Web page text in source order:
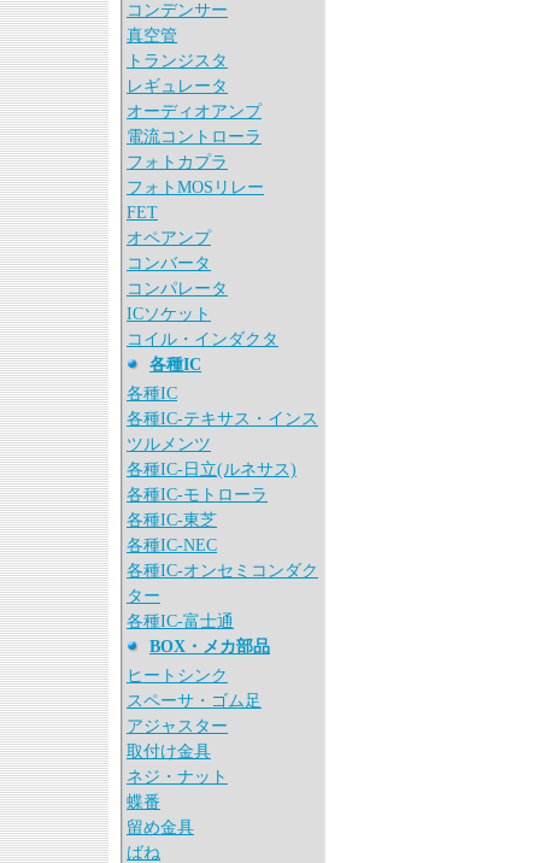
コンデンサー
真空管
トランジスタ
レギュレータ
オーディオアンプ
電流コントローラ
フォトカプラ
フォトMOSリレー
FET
オペアンプ
コンバータ
コンパレータ
ICソケット
コイル・インダクタ
各種IC
各種IC
各種IC-テキサス・インス
ツルメンツ
各種IC-日立(ルネサス)
各種IC-モトローラ
各種IC-東芝
各種IC-NEC
各種IC-オンセミコンダク
ター
各種IC-富士通
BOX・メカ部品
ヒートシンク
スペーサ・ゴム足
アジャスター
取付け金具
ネジ・ナット
蝶番
留め金具
ばね